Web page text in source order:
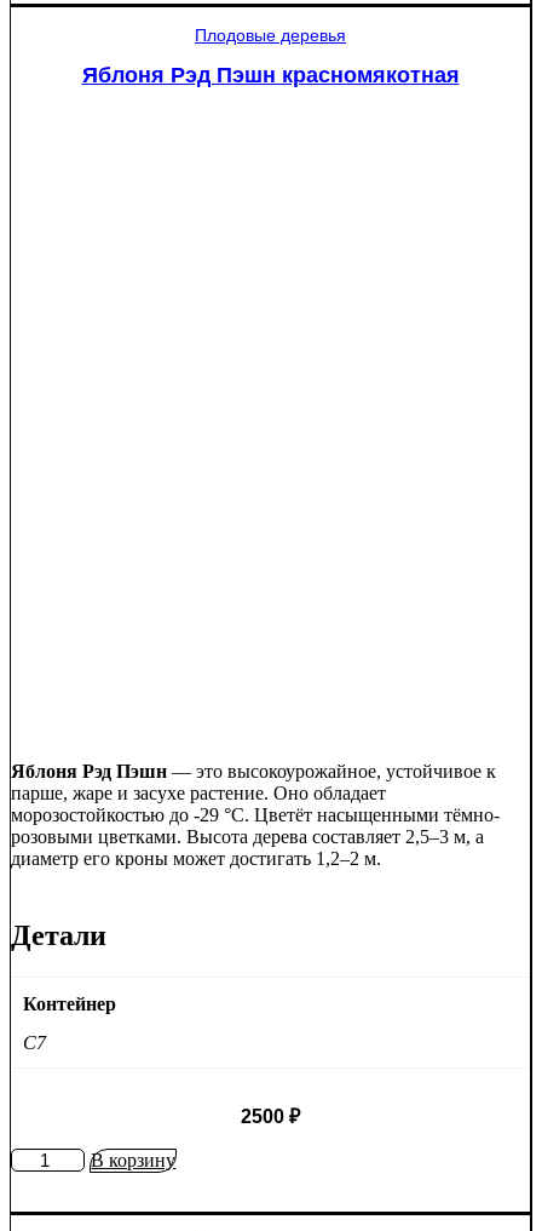
Плодовые деревья
Яблоня Рэд Пэшн красномякотная
Яблоня Рэд Пэшн — это высокоурожайное, устойчивое к
парше, жаре и засухе растение. Оно обладает
морозостойкостью до -29 °C. Цветёт насыщенными тёмно-
розовыми цветками. Высота дерева составляет 2,5–3 м, а
диаметр его кроны может достигать 1,2–2 м.
Детали
Контейнер
C7
2500 ₽
КоличествоВ корзину